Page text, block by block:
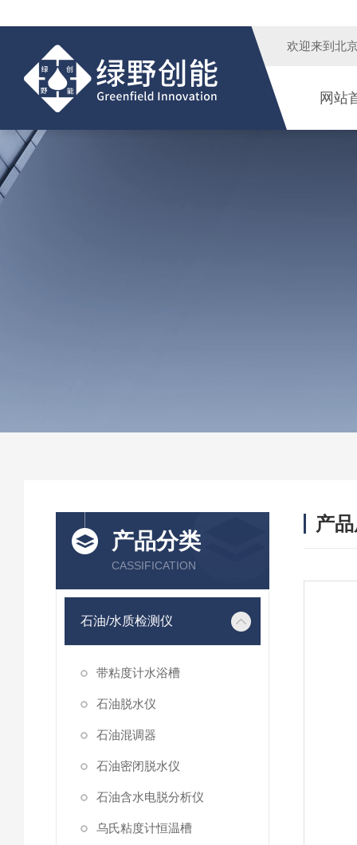
欢迎来到 北
网站
产品分类
CASSIFICATION
石油/水质检测仪
带粘度计水浴槽
石油脱水仪
石油混调器
石油密闭脱水仪
石油含水电脱分析仪
乌氏粘度计恒温槽
产